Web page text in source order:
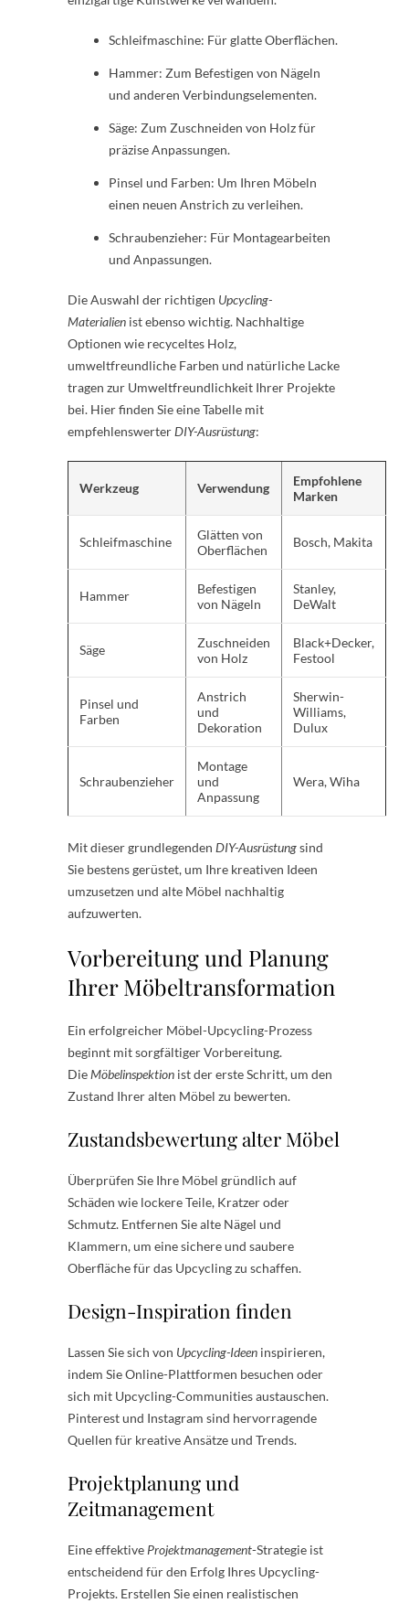
Schleifmaschine: Für glatte Oberflächen.
Hammer: Zum Befestigen von Nägeln
und anderen Verbindungselementen.
Säge: Zum Zuschneiden von Holz für
präzise Anpassungen.
Pinsel und Farben: Um Ihren Möbeln
einen neuen Anstrich zu verleihen.
Schraubenzieher: Für Montagearbeiten
und Anpassungen.
Die Auswahl der richtigen Upcycling-
Materialien ist ebenso wichtig. Nachhaltige
Optionen wie recyceltes Holz,
umweltfreundliche Farben und natürliche Lacke
tragen zur Umweltfreundlichkeit Ihrer Projekte
bei. Hier finden Sie eine Tabelle mit
empfehlenswerterDIY-Ausrüstung:
Werkzeug Verwendung
Empfohlene
Marken
Schleifmaschine
Glätten von
Oberflächen
Bosch, Makita
Hammer
Befestigen
von Nägeln
Stanley,
DeWalt
Säge
Zuschneiden
von Holz
Black+Decker,
Festool
Pinsel und
Farben
Anstrich
und
Dekoration
Sherwin-
Williams,
Dulux
Schraubenzieher
Montage
und
Anpassung
Wera, Wiha
Mit dieser grundlegenden DIY-Ausrüstungsind
Sie bestens gerüstet, um Ihre kreativen Ideen
umzusetzen und alte Möbel nachhaltig
aufzuwerten.
Vorbereitung und Planung
Ihrer Möbeltransformation
Ein erfolgreicher Möbel-Upcycling-Prozess
beginnt mit sorgfältiger Vorbereitung.
DieMöbelinspektion ist der erste Schritt, um den
Zustand Ihrer alten Möbel zu bewerten.
Zustandsbewertung alter Möbel
Überprüfen Sie Ihre Möbel gründlich auf
Schäden wie lockere Teile, Kratzer oder
Schmutz. Entfernen Sie alte Nägel und
Klammern, um eine sichere und saubere
Oberfläche für das Upcycling zu schaffen.
Design-Inspiration finden
Lassen Sie sich von Upcycling-Ideen inspirieren,
indem Sie Online-Plattformen besuchen oder
sich mit Upcycling-Communities austauschen.
Pinterest und Instagram sind hervorragende
Quellen für kreative Ansätze und Trends.
Projektplanung und
Zeitmanagement
Eine effektiveProjektmanagement-Strategie ist
entscheidend für den Erfolg Ihres Upcycling-
Projekts. Erstellen Sie einen realistischen